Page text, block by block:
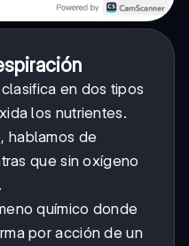
en dos tipos
los nutrientes.
hablamos de
que sin oxígeno
.
químico donde
por acción de un